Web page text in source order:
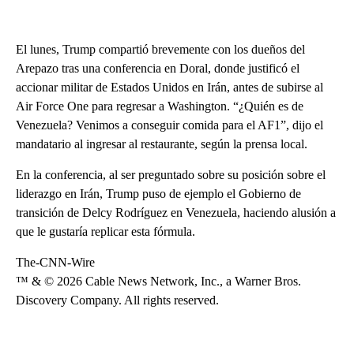
El lunes, Trump compartió brevemente con los dueños del
Arepazo tras una conferencia en Doral, donde justificó el
accionar militar de Estados Unidos en Irán, antes de subirse al
Air Force One para regresar a Washington. “¿Quién es de
Venezuela? Venimos a conseguir comida para el AF1”, dijo el
mandatario al ingresar al restaurante, según la prensa local.
En la conferencia, al ser preguntado sobre su posición sobre el
liderazgo en Irán, Trump puso de ejemplo el Gobierno de
transición de Delcy Rodríguez en Venezuela, haciendo alusión a
que le gustaría replicar esta fórmula.
The-CNN-Wire
™ & © 2026 Cable News Network, Inc., a Warner Bros.
Discovery Company. All rights reserved.